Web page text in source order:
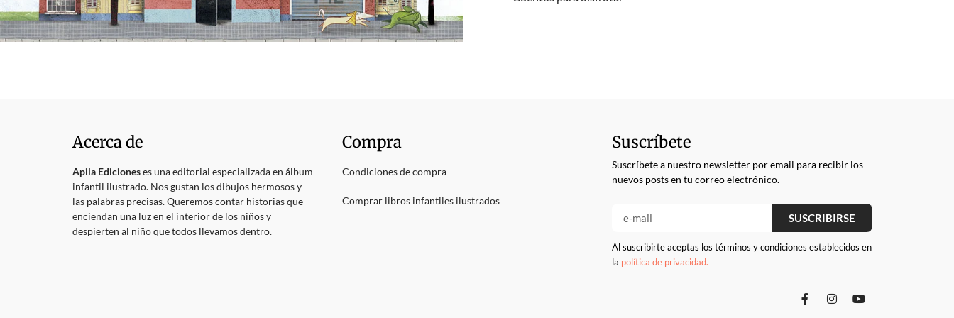
Acerca de
Apila Edicioneses una editorial especializada en álbum
infantil ilustrado. Nos gustan los dibujos hermosos y
las palabras precisas. Queremos contar historias que
enciendan una luz en el interior de los niños y
despierten al niño que todos llevamos dentro.
Compra
Condiciones de compra
Comprar libros infantiles ilustrados
Suscríbete
Suscríbete a nuestro newsletter por email para recibir los
nuevos posts en tu correo electrónico.
SUSCRIBIRSE
Al suscribirte aceptas los términos y condiciones establecidos en
la política de privacidad.